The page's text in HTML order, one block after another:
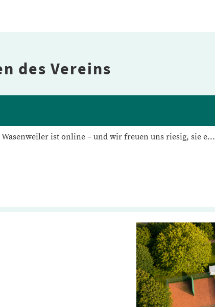
des Vereins
Wasenweiler ist online – und wir freuen uns riesig, sie e...